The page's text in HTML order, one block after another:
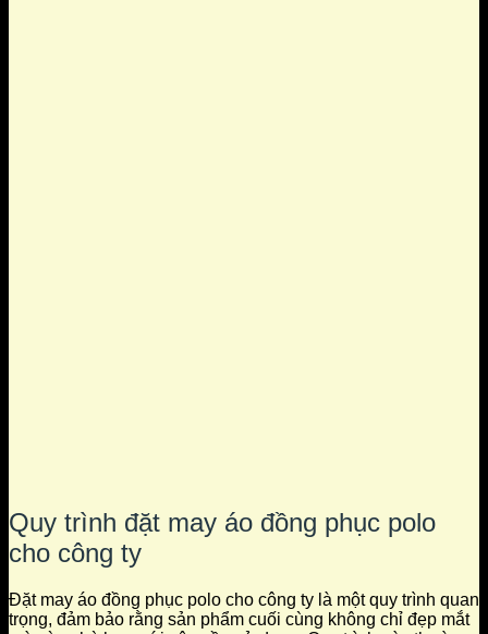
Quy trình đặt may áo đồng phục polo
cho công ty
Đặt may áo đồng phục polo cho công ty là một quy trình quan
trọng, đảm bảo rằng sản phẩm cuối cùng không chỉ đẹp mắt